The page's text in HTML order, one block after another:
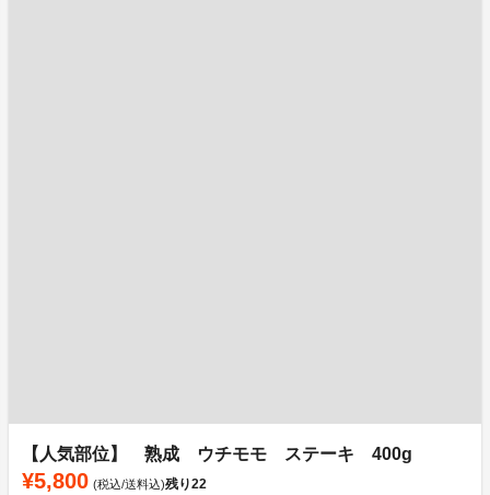
【人気部位】 熟成 ウチモモ ステーキ 400g
¥5,800 (税込/送料込)残り22